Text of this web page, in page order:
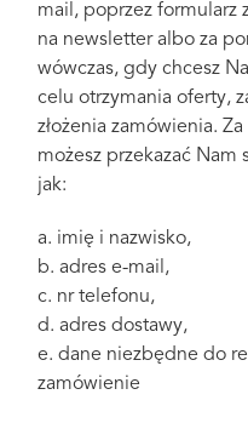
mail, poprzez formularz
na newsletter albo za
wówczas, gdy chcesz
celu otrzymania oferty,
złożenia zamówienia.
możesz przekazać
jak:
a. imię i nazwisko,
b. adres e-mail,
c. nr telefonu,
d. adres dostawy,
e. dane niezbędne do
zamówienie